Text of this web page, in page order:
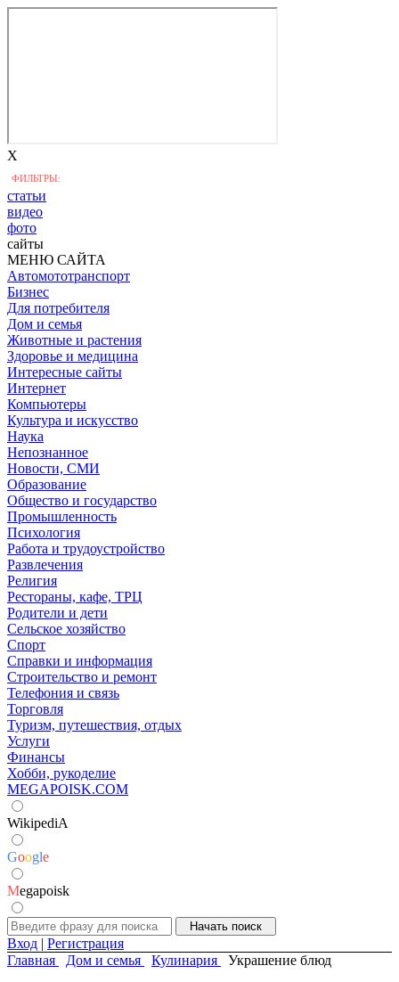
X
ФИЛЬТРЫ:
статьи
видео
фото
сайты
МЕНЮ САЙТА
Автомототранспорт
Бизнес
Для потребителя
Дом и семья
Животные и растения
Здоровье и медицина
Интересные сайты
Интернет
Компьютеры
Культура и искусство
Наука
Непознанное
Новости, СМИ
Образование
Общество и государство
Промышленность
Психология
Работа и трудоустройство
Развлечения
Религия
Рестораны, кафе, ТРЦ
Родители и дети
Сельское хозяйство
Спорт
Справки и информация
Строительство и ремонт
Телефония и связь
Торговля
Туризм, путешествия, отдых
Услуги
Финансы
Хобби, рукоделие
MEGAPOISK.COM
WikipediA
Google
Megapoisk
Вход | Регистрация
Главная
Дом и семья Кулинария
Украшение блюд